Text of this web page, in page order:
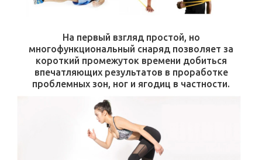
На первый взгляд простой, но
многофункциональный снаряд позволяет за
короткий промежуток времени добиться
впечатляющих результатов в проработке
проблемных зон, ног и ягодиц в частности.